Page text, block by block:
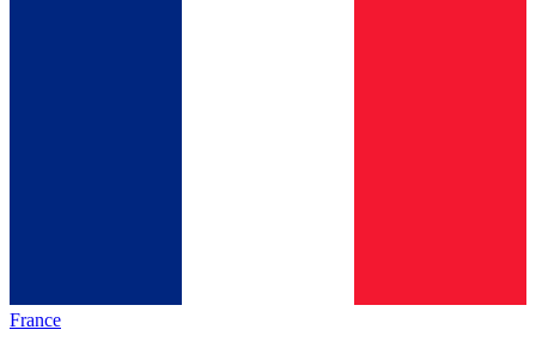
France